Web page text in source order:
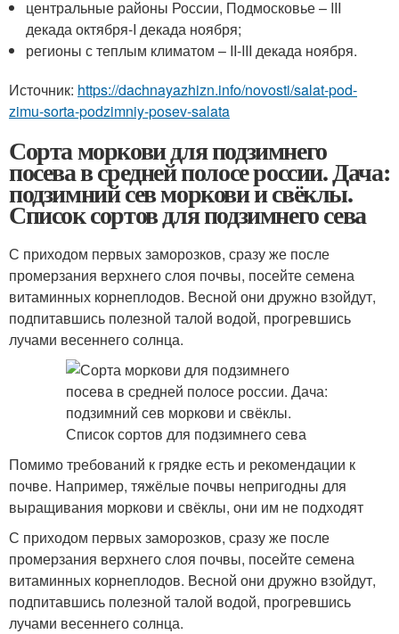
центральные районы России, Подмосковье – III
декада октября-I декада ноября;
регионы с теплым климатом – II-III декада ноября.
Источник: https://dachnayazhizn.info/novosti/salat-pod-
zimu-sorta-podzimniy-posev-salata
Сорта моркови для подзимнего
посева в средней полосе россии. Дача:
подзимний сев моркови и свёклы.
Список сортов для подзимнего сева
С приходом первых заморозков, сразу же после
промерзания верхнего слоя почвы, посейте семена
витаминных корнеплодов. Весной они дружно взойдут,
подпитавшись полезной талой водой, прогревшись
лучами весеннего солнца.
Помимо требований к грядке есть и рекомендации к
почве. Например, тяжёлые почвы непригодны для
выращивания моркови и свёклы, они им не подходят
С приходом первых заморозков, сразу же после
промерзания верхнего слоя почвы, посейте семена
витаминных корнеплодов. Весной они дружно взойдут,
подпитавшись полезной талой водой, прогревшись
лучами весеннего солнца.